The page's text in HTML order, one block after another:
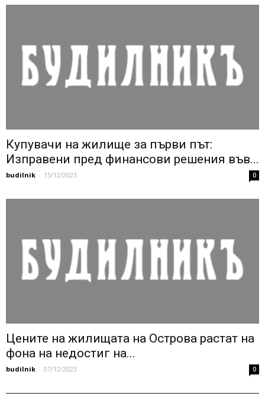
Купувачи на жилище за първи път:
Изправени пред финансови решения във...
budilnik - 15/12/2023 0
Цените на жилищата на Острова растат на
фона на недостиг на...
budilnik - 07/12/2023 0